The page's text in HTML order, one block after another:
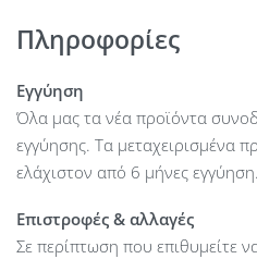
Output connector :
Output current : 4.44A
Total output power : 120W
ESD/EMP protection : Air: ±
Ambient operating temperature :
Ambient operating humidity : 10
Certifications : CE, FCC, IC
Πληροφορίες
Εγγύηση
Όλα μας τα νέα προϊόντα
εγγύησης. Τα μεταχειρισμένα
ελάχιστον από 6 μήνες εγγύηση.
Επιστροφές & αλλαγές
Σε περίπτωση που επιθυμείτε